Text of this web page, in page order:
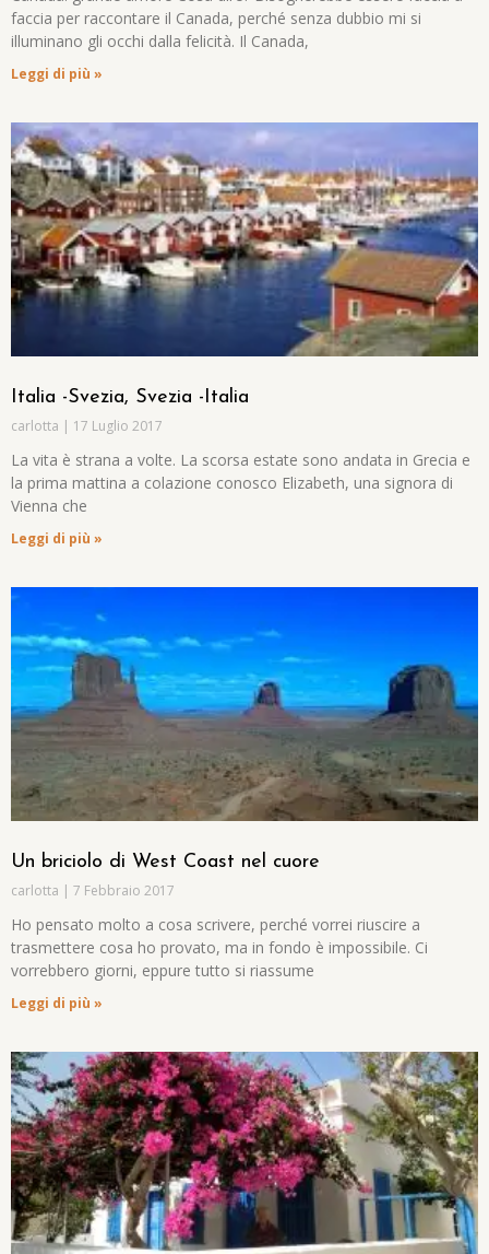
faccia per raccontare il Canada, perché senza dubbio mi si
illuminano gli occhi dalla felicità. Il Canada,
Leggi di più »
Italia -Svezia, Svezia -Italia
carlotta 17 Luglio 2017
La vita è strana a volte. La scorsa estate sono andata in Grecia e
la prima mattina a colazione conosco Elizabeth, una signora di
Vienna che
Leggi di più »
Un briciolo di West Coast nel cuore
carlotta 7 Febbraio 2017
Ho pensato molto a cosa scrivere, perché vorrei riuscire a
trasmettere cosa ho provato, ma in fondo è impossibile. Ci
vorrebbero giorni, eppure tutto si riassume
Leggi di più »